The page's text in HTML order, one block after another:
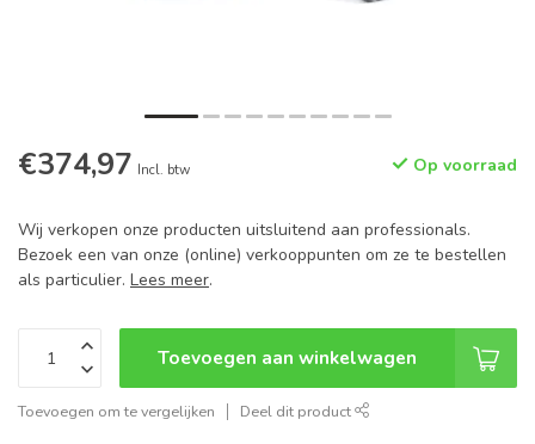
€374,97 Incl. btw Op voorraad
Wij verkopen onze producten uitsluitend aan professionals.
Bezoek een van onze (online) verkooppunten om ze te bestellen
als particulier. Lees meer.
Toevoegen aan winkelwagen
Toevoegen om te vergelijken Deel dit product